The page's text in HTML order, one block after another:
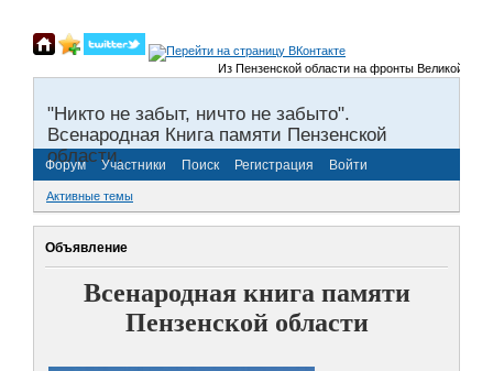
Из Пензенской области на фронты Великой
"Никто не забыт, ничто не забыто".
Всенародная Книга памяти Пензенской
области.
Форум Участники Поиск Регистрация Войти
Активные темы
Объявление
Всенародная книга памяти
Пензенской области